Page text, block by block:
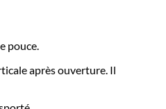
pouce.
après ouverture. Il